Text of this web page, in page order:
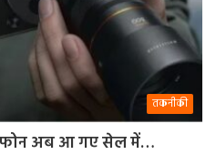
तकनीकी
फोन अब आ गए सेल में…